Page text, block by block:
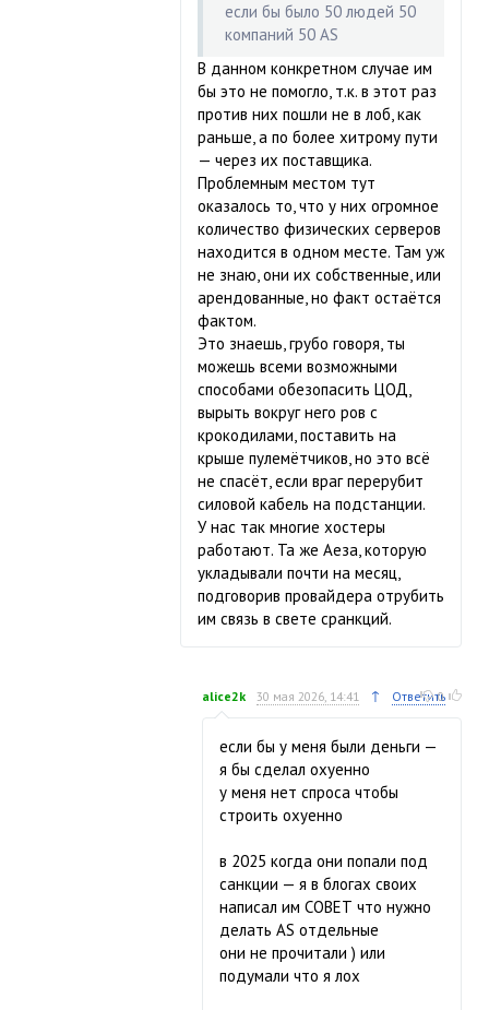
если бы было 50 людей 50
компаний 50 AS
В данном конкретном случае им
бы это не помогло, т.к. в этот раз
против них пошли не в лоб, как
раньше, а по более хитрому пути
— через их поставщика.
Проблемным местом тут
оказалось то, что у них огромное
количество физических серверов
находится в одном месте. Там уж
не знаю, они их собственные, или
арендованные, но факт остаётся
фактом.
Это знаешь, грубо говоря, ты
можешь всеми возможными
способами обезопасить ЦОД,
вырыть вокруг него ров с
крокодилами, поставить на
крыше пулемётчиков, но это всё
не спасёт, если враг перерубит
силовой кабель на подстанции.
У нас так многие хостеры
работают. Та же Аеза, которую
укладывали почти на месяц,
подговорив провайдера отрубить
им связь в свете сранкций.
alice2k 30 мая 2026, 14:41 ↑ 0
Ответить
если бы у меня были деньги —
я бы сделал охуенно
у меня нет спроса чтобы
строить охуенно
в 2025 когда они попали под
санкции — я в блогах своих
написал им СОВЕТ что нужно
делать AS отдельные
они не прочитали ) или
подумали что я лох